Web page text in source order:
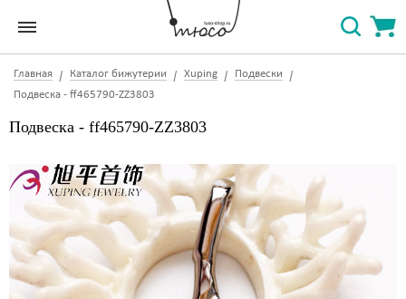
Главная Каталог бижутерии Xuping
Подвески
Подвеска - ff465790-ZZ3803
Подвеска - ff465790-ZZ3803